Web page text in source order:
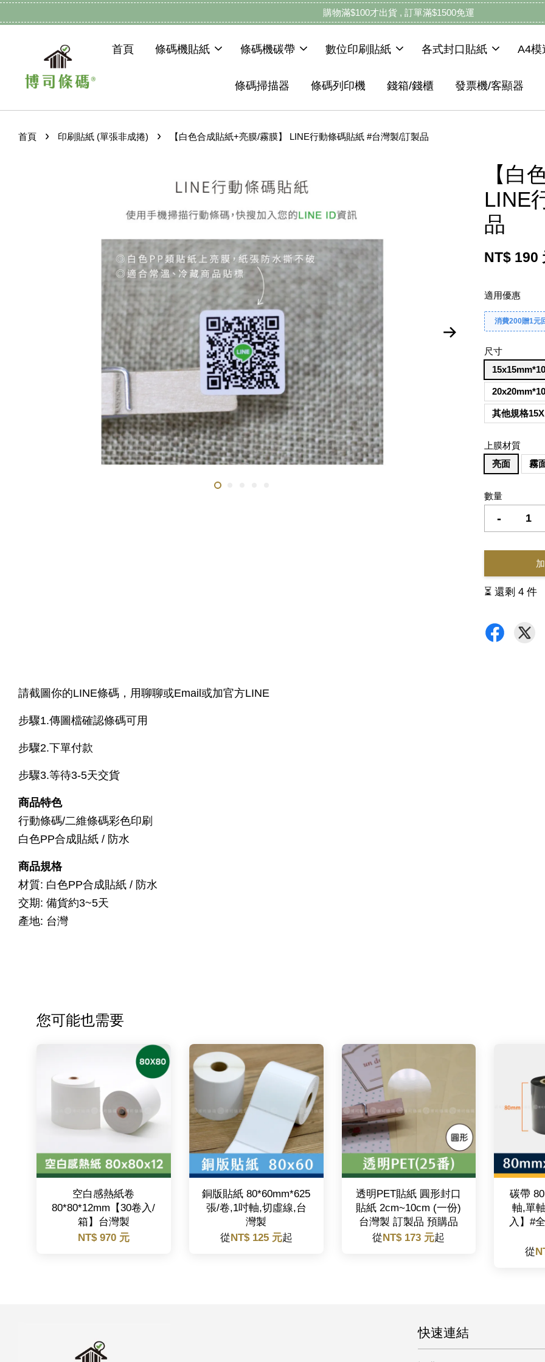
購物滿$100才出貨 , 訂單滿$1500免運
首頁 條碼機貼紙 條碼機碳帶 數位印刷貼紙 各式封口貼紙 A4模
條碼掃描器 條碼列印機 錢箱/錢櫃 發票機/客顯器
首頁 › 印刷貼紙 (單張非成捲) › 【白色合成貼紙+亮膜/霧膜】 LINE行動條碼貼紙 #台灣製/訂製品
【白
LINE
品
NT$ 190
適用優惠
消費200贈1元
尺寸
其他規格
上膜材質
亮面
霧
數量
-
⏳ 還剩 4 件
請截圖你的LINE條碼，用聊聊或Email或加官方LINE
步驟1.傳圖檔確認條碼可用
步驟2.下單付款
步驟3.等待3-5天交貨
商品特色
行動條碼/二維條碼彩色印刷
白色PP合成貼紙 / 防水
商品規格
材質: 白色PP合成貼紙 / 防水
交期: 備貨約3~5天
產地: 台灣
您可能也需要
空白感熱紙卷
80*80*12mm【30卷入/
箱】台灣製
NT$ 970 元
銅版貼紙 80*60mm*625
張/卷,1吋軸,切虛線,台
灣製
從NT$ 125 元起
透明PET貼紙 圓形封口
貼紙 2cm~10cm (一份)
台灣製 訂製品 預購品
從NT$ 173 元起
碳帶
軸,單
入】#
從
快速連結